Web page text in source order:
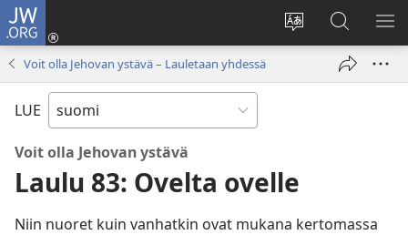
JW.ORG
Vaihda
sivuston
Kirjaudu
(avaa
Hae
JW.ORG-
sivustolta
Voit olla Jehovan ystävä – Lauletaan yhdessä
LUE
Voit olla Jehovan ystävä
Laulu 83: Ovelta ovelle
Niin nuoret kuin vanhatkin ovat mukana kertomassa